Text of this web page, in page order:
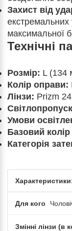
Захист від
максимальної
Технічні
Розмір: L (134
Колір оправи:
Лінзи: Prizm
Умови
Базовий колір
Категорія
Для кого
Змінні лінзи (в